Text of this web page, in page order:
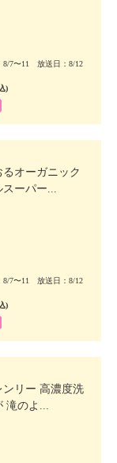
8/7〜11 放送日：8/12
)
るオーガニック
ーパー...
8/7〜11 放送日：8/12
)
ンリー 高濃度洗
滝のよ...